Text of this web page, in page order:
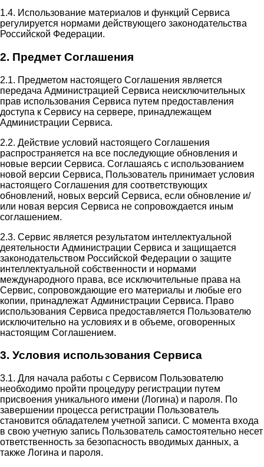
1.4. Использование материалов и функций Сервиса
регулируется нормами действующего законодательства
Российской Федерации.
2. Предмет Соглашения
2.1. Предметом настоящего Соглашения является
передача Администрацией Сервиса неисключительных
прав использования Сервиса путем предоставления
доступа к Сервису на сервере, принадлежащем
Администрации Сервиса.
2.2. Действие условий настоящего Соглашения
распространяется на все последующие обновления и
новые версии Сервиса. Соглашаясь с использованием
новой версии Сервиса, Пользователь принимает условия
настоящего Соглашения для соответствующих
обновлений, новых версий Сервиса, если обновление и/
или новая версия Сервиса не сопровождается иным
соглашением.
2.3. Сервис является результатом интеллектуальной
деятельности Администрации Сервиса и защищается
законодательством Российской Федерации о защите
интеллектуальной собственности и нормами
международного права, все исключительные права на
Сервис, сопровождающие его материалы и любые его
копии, принадлежат Администрации Сервиса. Право
использования Сервиса предоставляется Пользователю
исключительно на условиях и в объеме, оговоренных
настоящим Соглашением.
3. Условия использования Сервиса
3.1. Для начала работы с Сервисом Пользователю
необходимо пройти процедуру регистрации путем
присвоения уникального имени (Логина) и пароля. По
завершении процесса регистрации Пользователь
становится обладателем учетной записи. С момента входа
в свою учетную запись Пользователь самостоятельно несет
ответственность за безопасность вводимых данных, а
также Логина и пароля.